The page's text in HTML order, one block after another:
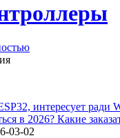
интересует ради
в 2026? Какие
03-02